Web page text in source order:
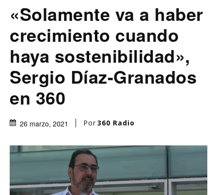
«Solamente va a haber
crecimiento cuando
haya sostenibilidad»,
Sergio Díaz-Granados
en 360
26 marzo, 2021 Por 360 Radio